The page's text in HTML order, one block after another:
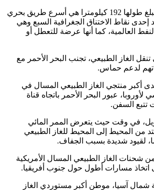
وقناة السويس التي يبلغ طولها 192 كيلومترا هي أسرع طريق بحري
إحدى نقاط الاختناق الجغرافية السبع وهي
العالمية، كما أنها عرضة للتعطل أو
الغاز الطبيعي، تجنب البحر الأحمر مع
لدعم حماس.
أكبر منتجي الغاز الطبيعي المسال في
لأوروبا، عبور البحر الأحمر باتجاه قناة
تتبع السفن.
في وقت حيث يتعرض الممر المائي
من المحيط إلى المحيط للغاز الطبيعي
لقيود شديدة بسبب الجفاف.
شحنات الغاز الطبيعي المسال الأمريكية
اتخاذ مسارات أطول حول جنوب أفريقيا.
آسيا، موطن أكبر مستوردي الغاز